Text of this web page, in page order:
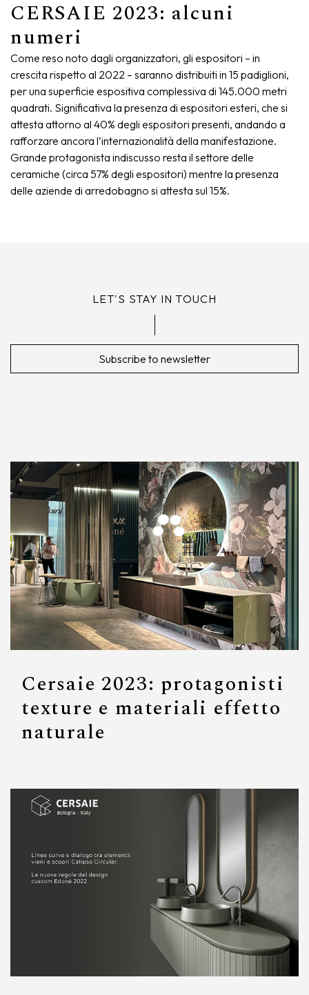
CERSAIE 2023: alcuni
numeri
Come reso noto dagli organizzatori, gli espositori – in
crescita rispetto al 2022 – saranno distribuiti in 15 padiglioni,
per una superficie espositiva complessiva di 145.000 metri
quadrati. Significativa la presenza di espositori esteri, che si
attesta attorno al 40% degli espositori presenti, andando a
rafforzare ancora l’internazionalità della manifestazione.
Grande protagonista indiscusso resta il settore delle
ceramiche (circa 57% degli espositori) mentre la presenza
delle aziende di arredobagno si attesta sul 15%.
LET'S STAY IN TOUCH
Subscribe to newsletter
Cersaie 2023: protagonisti
texture e materiali effetto
naturale